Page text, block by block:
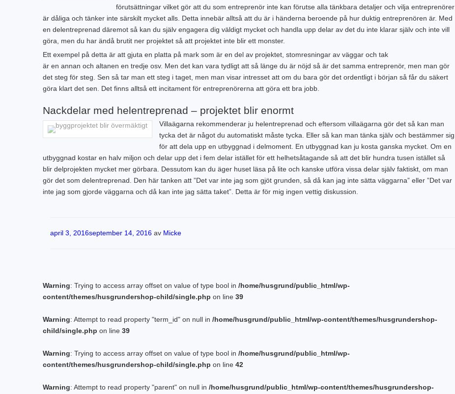
förutsättningar vilket gör att du som entreprenör inte kan förutse alla tänkbara detaljer och vilja entreprenörer
är dåliga och tänker inte särskilt mycket alls. Detta innebär alltså att du är i händerna beroende på hur duktig entreprenören är. Med
en delentreprenad däremot så kan du själv engagera dig väldigt mycket och handla upp delar av det du inte klarar själv och inte vill
göra, men du har ändå brutit ner projektet så att projektet inte blir ett monster.
Ett exempel på detta är att gjuta en platta på mark som är en del av projektet, stomresningar av väggar och tak
är en annan och altanen en tredje osv. Men det kan vara tydligt att så länge du är nöjd så är det samma entreprenör, men man gör
det steg för steg. Sen så tar man ett steg i taget, men man visar intresset att om du bara gör det ordentligt i början så får du säkert
göra klart det sen. Det finns alltså ett incitament för entreprenörerna att göra ett bra jobb.
Nackdelar med helentreprenad – projektet blir enormt
Villaägarna rekommenderar ju helentreprenad och eftersom villaägarna gör det så kan man
tycka det är något du automatiskt måste tycka. Eller så kan man tänka själv och bestämmer sig
för att dela upp en utbyggnad i delmoment. En utbyggnad kan ju kosta ganska mycket. Om en
utbyggnad kostar en halv miljon och delar upp det i fem delar istället för ett helhetsåtagande så att det blir hundra tusen istället så
blir delprojekten mycket mer görbara. Dessutom kan du äger huset läsa på lite och kanske utföra vissa delar själv faktiskt, om man
gör det som delentreprenad. Den här tanken att ”Det var inte jag som gjöt grunden, så då kan jag inte sätta väggarna” eller ”Det var
inte jag som gjorde väggarna och då kan inte jag sätta taket”. Detta är för mig ingen vettig diskussion.
Publicerat
april 3, 2016september 14, 2016 av Micke
Warning: Trying to access array offset on value of type bool in /home/husgrund/public_html/wp-
content/themes/husgrundershop-child/single.php on line 39
Warning: Attempt to read property "term_id" on null in /home/husgrund/public_html/wp-content/themes/husgrundershop-
child/single.php on line 39
Warning: Trying to access array offset on value of type bool in /home/husgrund/public_html/wp-
content/themes/husgrundershop-child/single.php on line 42
Warning: Attempt to read property "parent" on null in /home/husgrund/public_html/wp-content/themes/husgrundershop-